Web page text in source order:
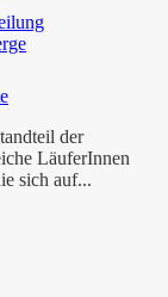
der
LäuferInnen
sich auf...